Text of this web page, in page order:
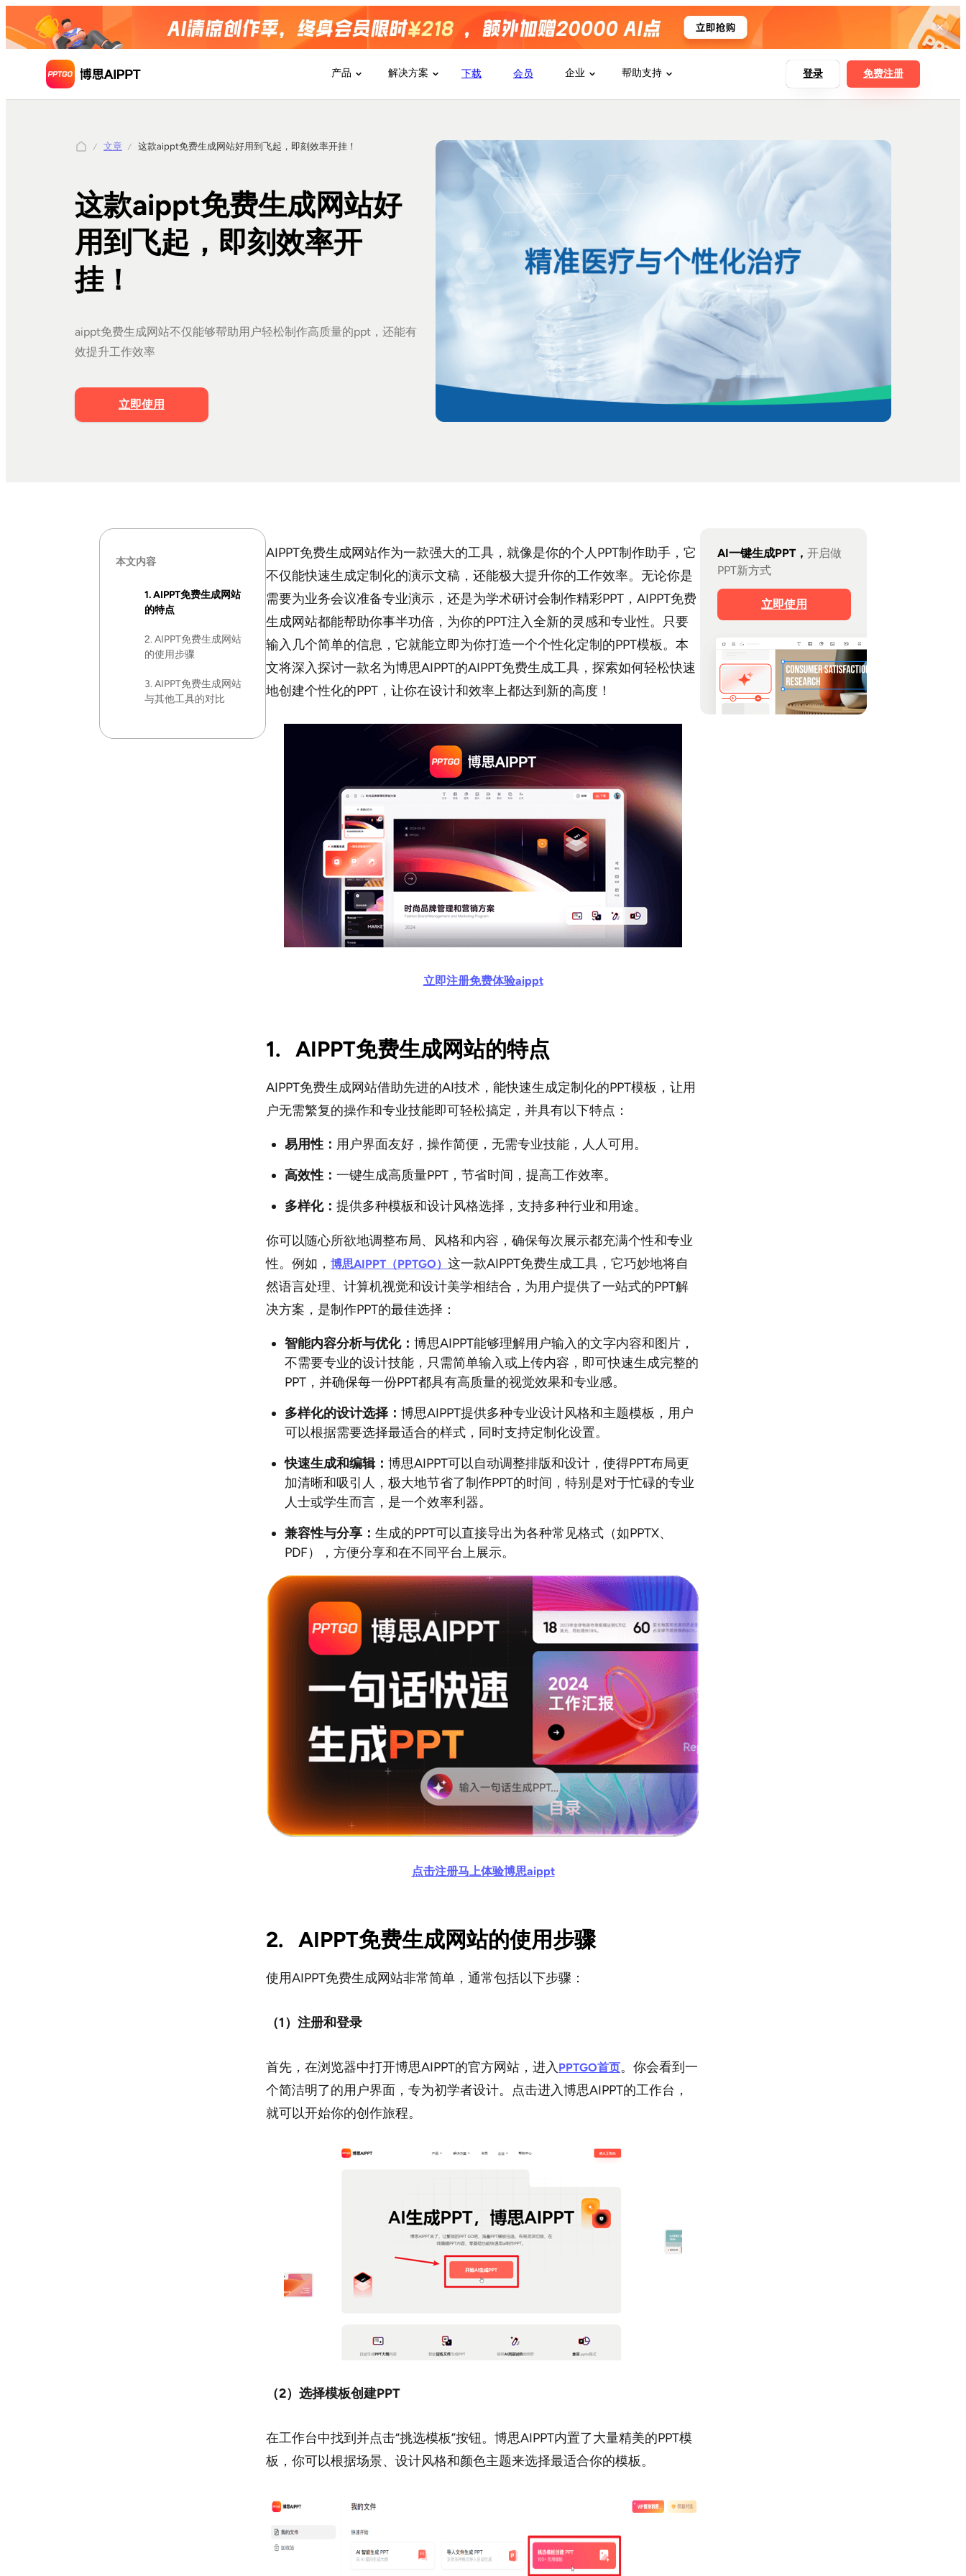
产品 解决方案 下载 会员 企业 帮助支持 登录 免费注册
文章 这款aippt免费生成网站好用到飞起，即刻效率开挂！
这款aippt免费生成网站好
用到飞起，即刻效率开
挂！
aippt免费生成网站不仅能够帮助用户轻松制作高质量的ppt，还能有
效提升工作效率
立即使用
本文内容
1. AIPPT免费生成网站
的特点
2. AIPPT免费生成网站
的使用步骤
3. AIPPT免费生成网站
与其他工具的对比
AIPPT免费生成网站作为一款强大的工具，就像是你的个人PPT制作助手，它
不仅能快速生成定制化的演示文稿，还能极大提升你的工作效率。无论你是
需要为业务会议准备专业演示，还是为学术研讨会制作精彩PPT，AIPPT免费
生成网站都能帮助你事半功倍，为你的PPT注入全新的灵感和专业性。只要
输入几个简单的信息，它就能立即为你打造一个个性化定制的PPT模板。本
文将深入探讨一款名为博思AIPPT的AIPPT免费生成工具，探索如何轻松快速
地创建个性化的PPT，让你在设计和效率上都达到新的高度！
立即注册免费体验aippt
1. AIPPT免费生成网站的特点
AIPPT免费生成网站借助先进的AI技术，能快速生成定制化的PPT模板，让用
户无需繁复的操作和专业技能即可轻松搞定，并具有以下特点：
易用性： 用户界面友好，操作简便，无需专业技能，人人可用。
高效性： 一键生成高质量PPT，节省时间，提高工作效率。
多样化： 提供多种模板和设计风格选择，支持多种行业和用途。
你可以随心所欲地调整布局、风格和内容，确保每次展示都充满个性和专业
性。例如， 博思AIPPT（PPTGO） 这一款AIPPT免费生成工具，它巧妙地将自
然语言处理、计算机视觉和设计美学相结合，为用户提供了一站式的PPT解
决方案，是制作PPT的最佳选择：
智能内容分析与优化： 博思AIPPT能够理解用户输入的文字内容和图片，
不需要专业的设计技能，只需简单输入或上传内容，即可快速生成完整的
PPT，并确保每一份PPT都具有高质量的视觉效果和专业感。
多样化的设计选择： 博思AIPPT提供多种专业设计风格和主题模板，用户
可以根据需要选择最适合的样式，同时支持定制化设置。
快速生成和编辑： 博思AIPPT可以自动调整排版和设计，使得PPT布局更
加清晰和吸引人，极大地节省了制作PPT的时间，特别是对于忙碌的专业
人士或学生而言，是一个效率利器。
兼容性与分享： 生成的PPT可以直接导出为各种常见格式（如PPTX、
PDF），方便分享和在不同平台上展示。
点击注册马上体验博思aippt
2. AIPPT免费生成网站的使用步骤
使用AIPPT免费生成网站非常简单，通常包括以下步骤：
（1）注册和登录
首先，在浏览器中打开博思AIPPT的官方网站，进入 PPTGO首页。你会看到一
个简洁明了的用户界面，专为初学者设计。点击进入博思AIPPT的工作台，
就可以开始你的创作旅程。
（2）选择模板创建PPT
在工作台中找到并点击“挑选模板”按钮。博思AIPPT内置了大量精美的PPT模
板，你可以根据场景、设计风格和颜色主题来选择最适合你的模板。
AI一键生成PPT， 开启做
PPT新方式
立即使用